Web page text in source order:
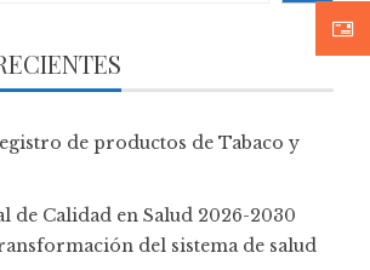
de productos de Tabaco y
de Calidad en Salud 2026-2030
del sistema de salud